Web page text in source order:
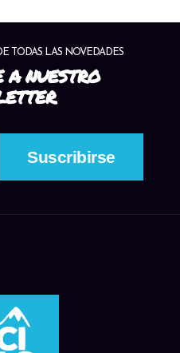
TODAS LAS NOVEDADES
A NUESTRO